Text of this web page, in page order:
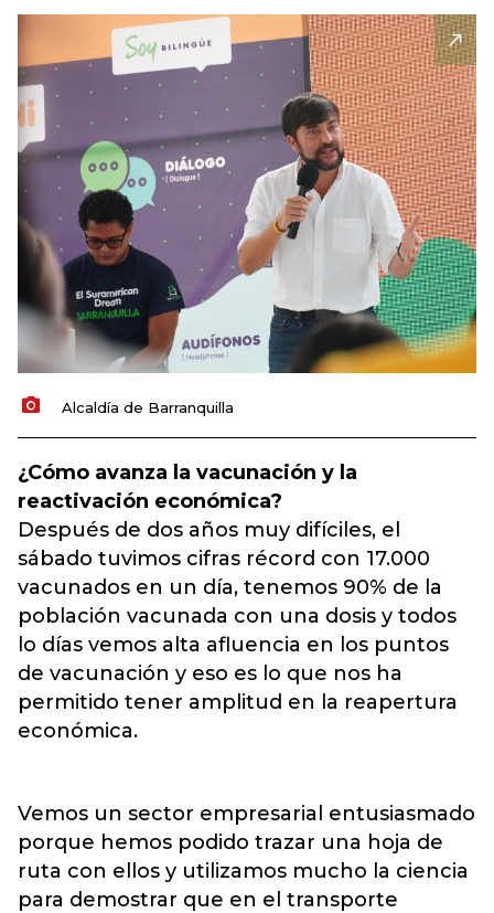
Alcaldía de Barranquilla
¿Cómo avanza la vacunación y la
reactivación económica?
Después de dos años muy difíciles, el
sábado tuvimos cifras récord con 17.000
vacunados en un día, tenemos 90% de la
población vacunada con una dosis y todos
lo días vemos alta afluencia en los puntos
de vacunación y eso es lo que nos ha
permitido tener amplitud en la reapertura
económica.
Vemos un sector empresarial entusiasmado
porque hemos podido trazar una hoja de
ruta con ellos y utilizamos mucho la ciencia
para demostrar que en el transporte